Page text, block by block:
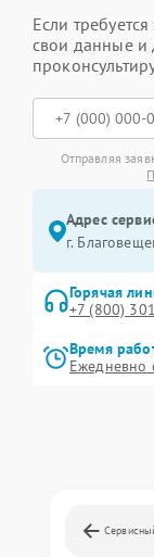
Если
свои данные и
Отправляя
Адрес
г.
Горячая
+7 (800)
Время
Ежедневно